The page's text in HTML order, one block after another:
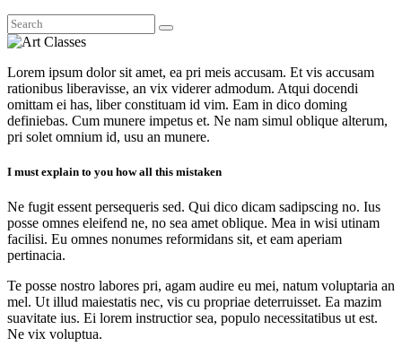
Lorem ipsum dolor sit amet, ea pri meis accusam. Et vis accusam
rationibus liberavisse, an vix viderer admodum. Atqui docendi
omittam ei has, liber constituam id vim. Eam in dico doming
definiebas. Cum munere impetus et. Ne nam simul oblique alterum,
pri solet omnium id, usu an munere.
I must explain to you how all this mistaken
Ne fugit essent persequeris sed. Qui dico dicam sadipscing no. Ius
posse omnes eleifend ne, no sea amet oblique. Mea in wisi utinam
facilisi. Eu omnes nonumes reformidans sit, et eam aperiam
pertinacia.
Te posse nostro labores pri, agam audire eu mei, natum voluptaria an
mel. Ut illud maiestatis nec, vis cu propriae deterruisset. Ea mazim
suavitate ius. Ei lorem instructior sea, populo necessitatibus ut est.
Ne vix voluptua.